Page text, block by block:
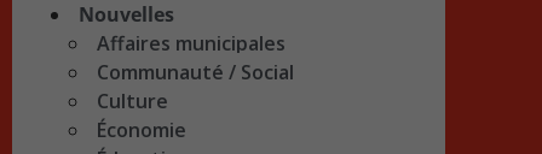
Nouvelles
Affaires municipales
Communauté / Social
Culture
Économie